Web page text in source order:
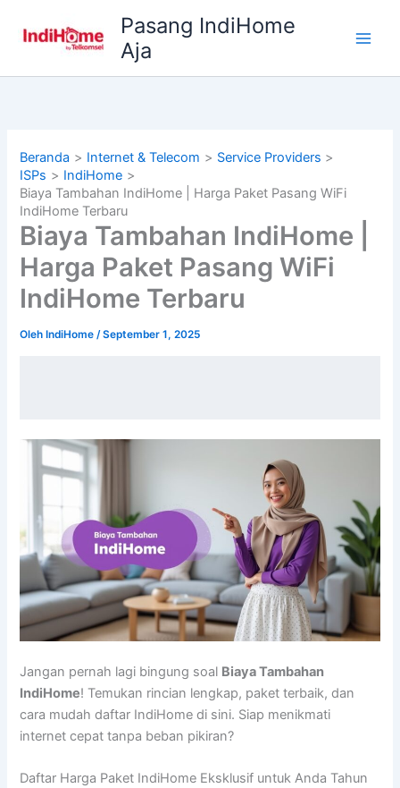
Pasang IndiHome
Aja
Beranda Internet & Telecom
Service Providers
ISPs
IndiHome
Biaya Tambahan IndiHome | Harga Paket Pasang WiFi
IndiHome Terbaru
Biaya Tambahan IndiHome |
Harga Paket Pasang WiFi
IndiHome Terbaru
Oleh IndiHome/September 1, 2025
Jangan pernah lagi bingung soal Biaya Tambahan
IndiHome! Temukan rincian lengkap, paket terbaik, dan
cara mudah daftar IndiHome di sini. Siap menikmati
internet cepat tanpa beban pikiran?
Daftar Harga Paket IndiHome Eksklusif untuk Anda Tahun